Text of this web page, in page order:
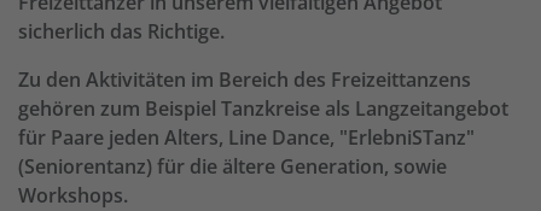
sicherlich das Richtige.
Zu den Aktivitäten im Bereich des Freizeittanzens
gehören zum Beispiel Tanzkreise als Langzeitangebot
für Paare jeden Alters, Line Dance, "ErlebniSTanz"
(Seniorentanz) für die ältere Generation, sowie
Workshops.